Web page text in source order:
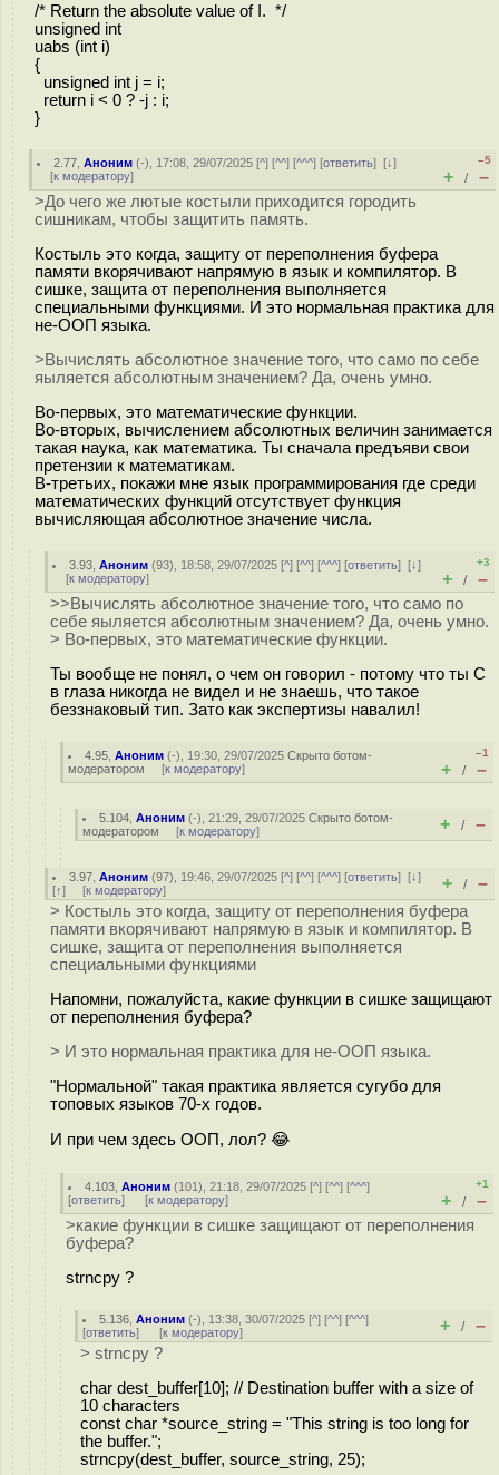
/* Return the absolute value of I. */
unsigned int
uabs (int i)
{
unsigned int j = i;
return i < 0 ? -j : i;
}
2.77 ,Аноним (-), 17:08, 29/07/2025 [^] [^^] [^^^] [ответить][↓]
[к модератору]
–5
+ / –
>До чего же лютые костыли приходится городить
cишникам, чтобы защитить память.
Костыль это когда, защиту от переполнения буфера
памяти вкорячивают напрямую в язык и компилятор. В
сишке, защита от переполнения выполняется
специальными функциями. И это нормальная практика для
не-ООП языка.
>Вычислять абсолютное значение того, что само по себе
яыляется абсолютным значением? Да, очень умно.
Во-первых, это математические функции.
Во-вторых, вычислением абсолютных величин занимается
такая наука, как математика. Ты сначала предъяви свои
претензии к математикам.
В-третьих, покажи мне язык программирования где среди
математических функций отсутствует функция
вычисляющая абсолютное значение числа.
3.93 ,Аноним (93), 18:58, 29/07/2025 [^] [^^] [^^^] [ответить][↓]
[к модератору]
+3
+ / –
>>Вычислять абсолютное значение того, что само по
себе яыляется абсолютным значением? Да, очень умно.
> Во-первых, это математические функции.
Ты вообще не понял, о чем он говорил - потому что ты С
в глаза никогда не видел и не знаешь, что такое
беззнаковый тип. Зато как экспертизы навалил!
4.95 ,Аноним (-), 19:30, 29/07/2025Скрыто ботом-
модератором [к модератору]
–1
+ / –
5.104 ,Аноним (-), 21:29, 29/07/2025Скрыто ботом-
модератором [к модератору] + / –
3.97 ,Аноним (97), 19:46, 29/07/2025 [^] [^^] [^^^] [ответить][↓]
[↑] [к модератору] + / –
> Костыль это когда, защиту от переполнения буфера
памяти вкорячивают напрямую в язык и компилятор. В
сишке, защита от переполнения выполняется
специальными функциями
Напомни, пожалуйста, какие функции в сишке защищают
от переполнения буфера?
> И это нормальная практика для не-ООП языка.
"Нормальной" такая практика является сугубо для
топовых языков 70-х годов.
И при чем здесь ООП, лол? 😂
4.103 ,Аноним (101), 21:18, 29/07/2025 [^] [^^] [^^^]
[ответить] [к модератору]
+1
+ / –
>какие функции в сишке защищают от переполнения
буфера?
strncpy ?
5.136 ,Аноним (-), 13:38, 30/07/2025 [^] [^^] [^^^]
[ответить] [к модератору] + / –
> strncpy ?
char dest_buffer[10]; // Destination buffer with a size of
10 characters
const char *source_string = "This string is too long for
the buffer.";
strncpy(dest_buffer, source_string, 25);